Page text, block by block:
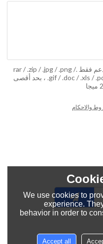
يدعم فقط .rar / .zip / .jpg / .png /
.gif / .doc / .xls / .pdf ، بحد أقصى
والاحكام
We use cookies to
experience.
behavior in order to
Accept all